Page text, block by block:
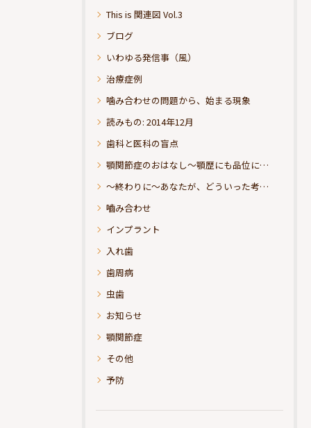
This is 関連図 Vol.3
ブログ
いわゆる発信事（風）
治療症例
噛み合わせの問題から、始まる現象
読みもの: 2014年12月
歯科と医科の盲点
顎関節症のおはなし～顎歴にも品位にこだわりたい
～終わりに～あなたが、どういった考えの治療をお求めになられるのか？
嚙み合わせ
インプラント
入れ歯
歯周病
虫歯
お知らせ
顎関節症
その他
予防